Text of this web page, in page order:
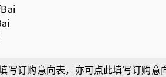
写订购意向表，亦可点此填写订购意